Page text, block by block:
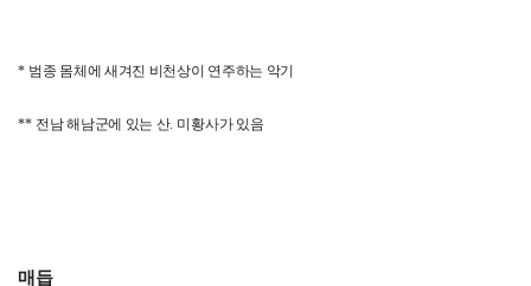
* 범종 몸체에 새겨진 비천상이 연주하는 악기
** 전남 해남군에 있는 산. 미황사가 있음
매듭